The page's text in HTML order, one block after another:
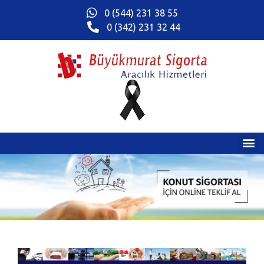
0 (544) 231 38 55
0 (342) 231 32 44